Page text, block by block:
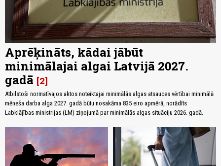
Aprēķināts, kādai jābūt
minimālajai algai Latvijā 2027.
gadā 2
Atbilstoši normatīvajos aktos noteiktajai minimālās algas atsauces vērtībai minimālā
mēneša darba alga 2027. gadā būtu nosakāma 835 eiro apmērā, norādīts
Labklājības ministrijas (LM) ziņojumā par minimālās algas situāciju 2026. gadā.